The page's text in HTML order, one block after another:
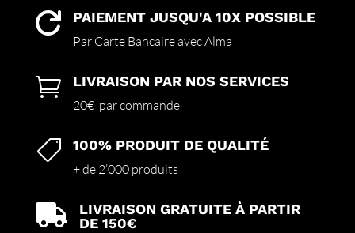
 PAIEMENT JUSQU'A 10X POSSIBLE
Par Carte Bancaire avec Alma
 LIVRAISON PAR NOS SERVICES
20€ par commande
 100% PRODUIT DE QUALITÉ
+ de 2’000 produits

LIVRAISON GRATUITE À PARTIR
DE 150€